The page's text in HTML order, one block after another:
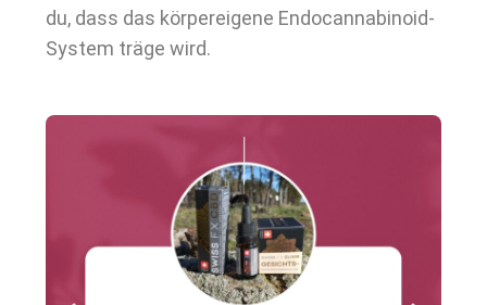
du, dass das körpereigene Endocannabinoid-
System träge wird.